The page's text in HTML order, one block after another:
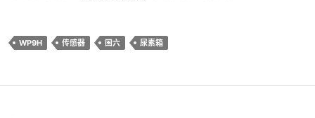
WP9H 传感器 国六 尿素箱